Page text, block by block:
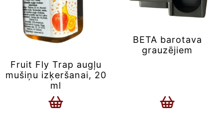
Fruit Fly Trap augļu
mušiņu izķeršanai, 20
ml
BETA barotava
grauzējiem